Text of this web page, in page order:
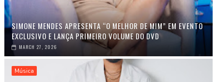
SIMONE MENDES APRESENTA “O MELHOR DE MIM” EM EVENTO
EXCLUSIVO E LANÇA PRIMEIRO VOLUME DO DVD
MARCH 27, 2026
Música